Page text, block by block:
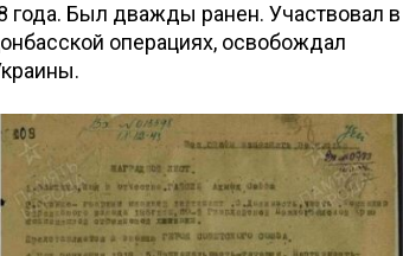
Был дважды ранен. Участвовал в
операциях, освобождал